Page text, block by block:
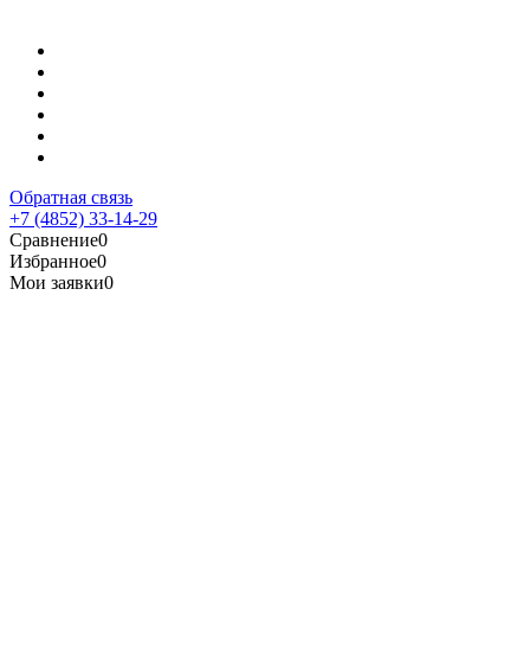
Обратная связь
+7 (4852) 33-14-29
Сравнение0
Избранное0
Мои заявки0